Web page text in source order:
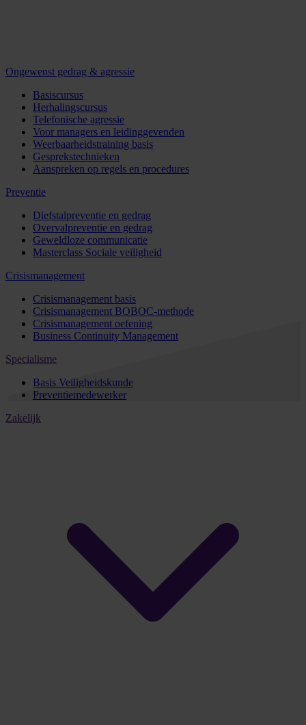
Ongewenst gedrag & agressie
Basiscursus
Herhalingscursus
Telefonische agressie
Voor managers en leidinggevenden
Weerbaarheidstraining basis
Gesprekstechnieken
Aanspreken op regels en procedures
Preventie
Diefstalpreventie en gedrag
Overvalpreventie en gedrag
Geweldloze communicatie
Masterclass Sociale veiligheid
Crisismanagement
Crisismanagement basis
Crisismanagement BOBOC-methode
Crisismanagement oefening
Business Continuity Management
Specialisme
Basis Veiligheidskunde
Preventiemedewerker
Zakelijk